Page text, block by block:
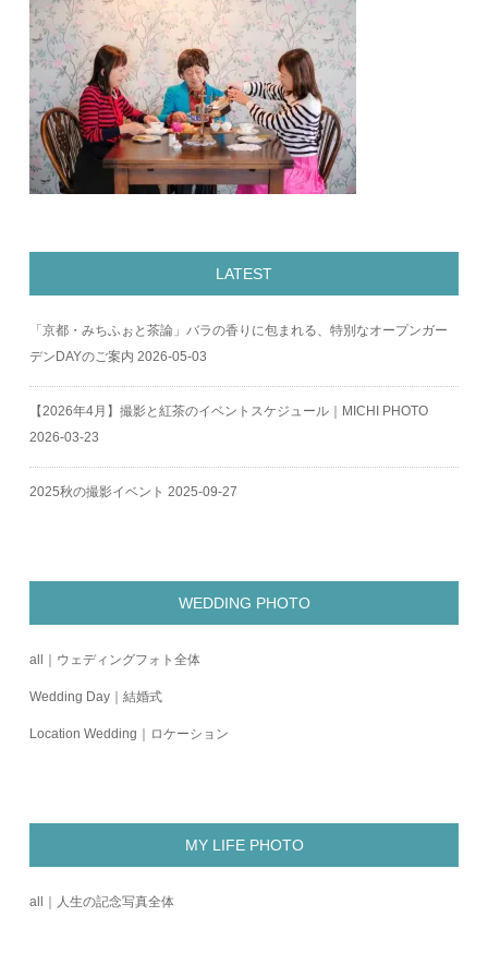
LATEST
「京都・みちふぉと茶論」バラの香りに包まれる、特別なオープンガー
デンDAYのご案内 2026-05-03
【2026年4月】撮影と紅茶のイベントスケジュール｜MICHI PHOTO
2026-03-23
2025秋の撮影イベント 2025-09-27
WEDDING PHOTO
all｜ウェディングフォト全体
Wedding Day｜結婚式
Location Wedding｜ロケーション
MY LIFE PHOTO
all｜人生の記念写真全体